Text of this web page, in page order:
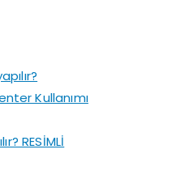
Kullanımı
RESİMLİ